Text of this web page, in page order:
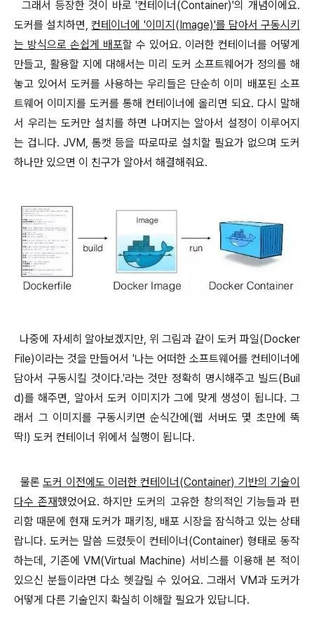
그래서 등장한 것이 바로 '컨테이너(Container)'의 개념이에요.
도커를 설치하면,컨테이너에 '이미지(Image)'를 담아서 구동시키
는 방식으로 손쉽게 배포할 수 있어요. 이러한 컨테이너를 어떻게
만들고, 활용할 지에 대해서는 미리 도커 소프트웨어가 정의를 해
놓고 있어서 도커를 사용하는 우리들은 단순히 이미 배포된 소프
트웨어 이미지를 도커를 통해 컨테이너에 올리면 되요. 다시 말해
서 우리는 도커만 설치를 하면 나머지는 알아서 설정이 이루어지
는 겁니다. JVM, 톰캣 등을 따로따로 설치할 필요가 없으며 도커
하나만 있으면 이 친구가 알아서 해결해줘요.
나중에 자세히 알아보겠지만, 위 그림과 같이 도커 파일(Docker
File)이라는 것을 만들어서 '나는 어떠한 소프트웨어를 컨테이너에
담아서 구동시킬 것이다.'라는 것만 정확히 명시해주고 빌드(Buil
d)를 해주면, 알아서 도커 이미지가 그에 맞게 생성이 됩니다. 그
래서 그 이미지를 구동시키면 순식간에(웹 서버도 몇 초만에 뚝
딱!) 도커 컨테이너 위에서 실행이 됩니다.
물론도커 이전에도 이러한 컨테이너(Container) 기반의 기술이
다수 존재했었어요. 하지만 도커의 고유한 창의적인 기능들과 편
리함 때문에 현재 도커가 패키징, 배포 시장을 잠식하고 있는 상태
랍니다. 도커는 말씀 드렸듯이 컨테이너(Container) 형태로 동작
하는데, 기존에 VM(Virtual Machine) 서비스를 이용해 본 적이
있으신 분들이라면 다소 헷갈릴 수 있어요. 그래서 VM과 도커가
어떻게 다른 기술인지 확실히 이해할 필요가 있답니다.